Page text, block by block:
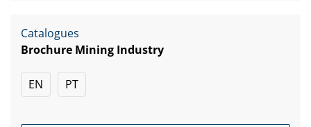
Catalogues
Brochure Mining Industry
EN PT